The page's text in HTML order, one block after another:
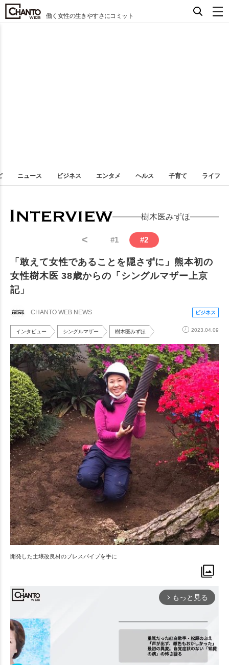
働く女性の生きやすさにコミット
ニュース ビジネス エンタメ ヘルス 子育て ライフ
樹木医みずほ
< #1 #2
「敢えて女性であることを隠さずに」熊本初の
女性樹木医 38歳からの「シングルマザー上京
記」
CHANTO WEB NEWS ビジネス
インタビュー シングルマザー 樹木医みずほ 2023.04.09
開発した土壌改良材のブレスパイプを手に
arrow_forward_ios もっと見る